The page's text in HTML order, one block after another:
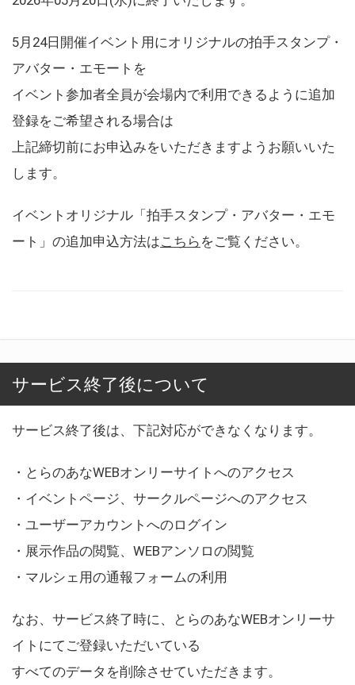
5月24日開催イベント用にオリジナルの拍手スタンプ・
アバター・エモートを
イベント参加者全員が会場内で利用できるように追加
登録をご希望される場合は
上記締切前にお申込みをいただきますようお願いいた
します。
イベントオリジナル「拍手スタンプ・アバター・エモ
ート」の追加申込方法はこちら をご覧ください。
サービス終了後について
サービス終了後は、下記対応ができなくなります。
・とらのあなWEBオンリーサイトへのアクセス
・イベントページ、サークルページへのアクセス
・ユーザーアカウントへのログイン
・展示作品の閲覧、WEBアンソロの閲覧
・マルシェ用の通報フォームの利用
なお、サービス終了時に、とらのあなWEBオンリーサ
イトにてご登録いただいている
すべてのデータを削除させていただきます。